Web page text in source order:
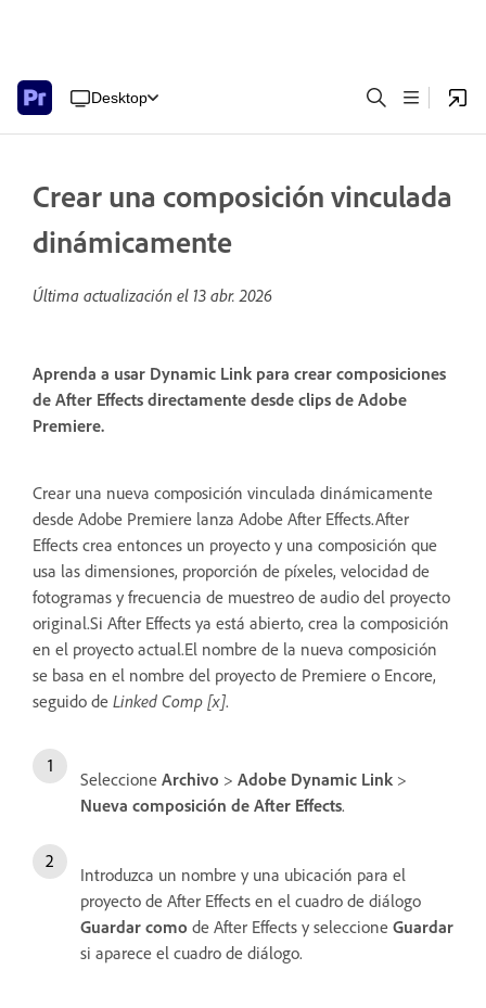
Desktop
Crear una composición vinculada
dinámicamente
Última actualización el 13 abr. 2026
Aprenda a usar Dynamic Link para crear composiciones
de After Effects directamente desde clips de Adobe
Premiere.
Crear una nueva composición vinculada dinámicamente
desde Adobe Premiere lanza Adobe After Effects.After
Effects crea entonces un proyecto y una composición que
usa las dimensiones, proporción de píxeles, velocidad de
fotogramas y frecuencia de muestreo de audio del proyecto
original.Si After Effects ya está abierto, crea la composición
en el proyecto actual.El nombre de la nueva composición
se basa en el nombre del proyecto de Premiere o Encore,
seguido de Linked Comp [x].
Seleccione Archivo > Adobe Dynamic Link >
Nueva composición de After Effects.
Introduzca un nombre y una ubicación para el
proyecto de After Effects en el cuadro de diálogo
Guardar como de After Effects y seleccione Guardar
si aparece el cuadro de diálogo.